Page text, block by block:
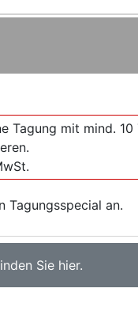
Tagung mit mind.
Tagungsspecial an.
Sie hier.